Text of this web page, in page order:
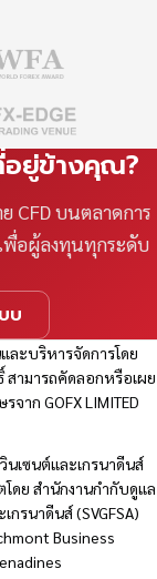
อยู่ข้างคุณ?
CFD บนตลาดการ
พื่อผู้ลงทุนทุกระดับ
บ
ละบริหารจัดการโดย
สามารถคัดลอกหรือเผย
าก GOFX LIMITED
นเซนต์และเกรนาดีนส์
ดย สำนักงานกำกับดูแล
กรนาดีนส์ (SVGFSA)
Business